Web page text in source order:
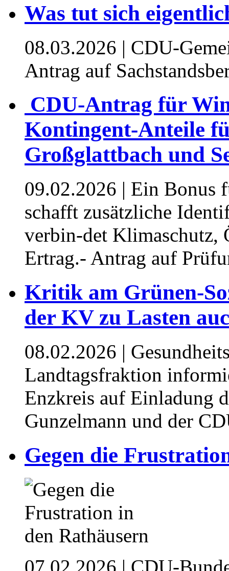
Was tut sich
08.03.2026 | CDU-
Antrag auf
⁥ CDU-Antrag für
Kontingent-Anteile
Großglattbach und
09.02.2026 | Ein Bonus
schafft zusätzliche
verbin-det Klimaschutz,
Ertrag.- Antrag auf
Kritik am Grünen-
der KV zu Lasten
08.02.2026 |
Landtagsfraktion
Enzkreis auf Einladung
Gunzelmann und der
Gegen die